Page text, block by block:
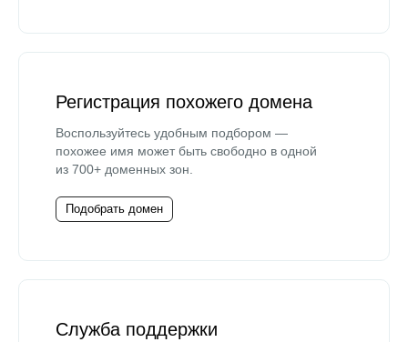
Регистрация похожего домена
Воспользуйтесь удобным подбором —
похожее имя может быть свободно в одной
из 700+ доменных зон.
Подобрать домен
Служба поддержки